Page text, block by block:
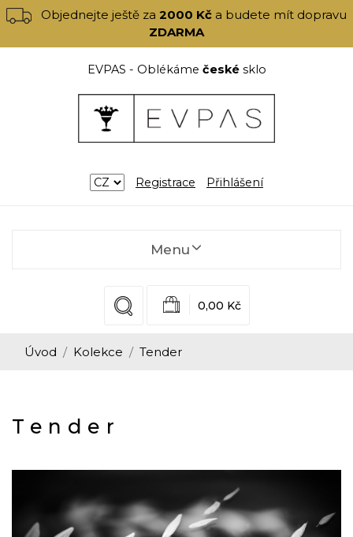
Objednejte ještě za2000 Kč a budete mít dopravu
ZDARMA
EVPAS - Oblékáme českésklo
Registrace Přihlášení
Menu
0,00 Kč
Úvod Kolekce Tender
Tender